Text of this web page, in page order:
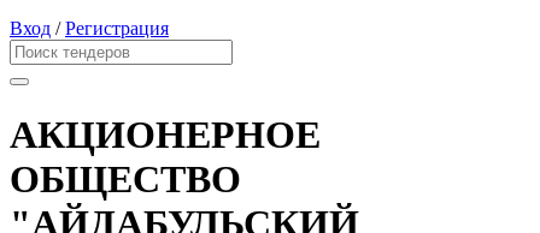
Вход /Регистрация
АКЦИОНЕРНОЕ
ОБЩЕСТВО
"АЙДАБУЛЬСКИЙ